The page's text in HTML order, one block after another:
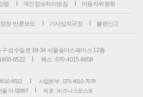
령 개인정보처리방침 이용자위원회
정정·반론보도 기사심의규정 불편신고
성수일로 39-34 서울숲더스페이스 12층
6522
팩스 : 070-4015-8658
8512
사업본부 : 070-4010-7078
울 아 02897
제호 : 비즈니스포스트